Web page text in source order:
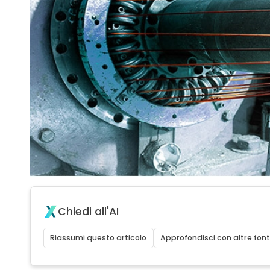
Chiedi all'AI
Riassumi questo articolo Approfondisci con altre